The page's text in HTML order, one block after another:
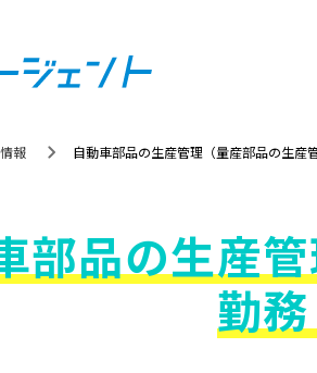
報 自動車部品の生産管理（量産部品の生産
部品の生産
勤